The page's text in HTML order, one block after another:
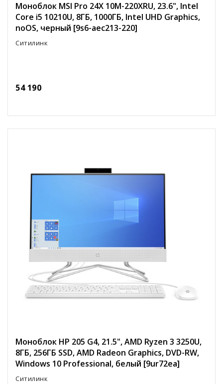
Моноблок MSI Pro 24X 10M-220XRU, 23.6", Intel
Core i5 10210U, 8ГБ, 1000ГБ, Intel UHD Graphics,
noOS, черный [9s6-aec213-220]
Ситилинк
54 190
Моноблок HP 205 G4, 21.5", AMD Ryzen 3 3250U,
8ГБ, 256ГБ SSD, AMD Radeon Graphics, DVD-RW,
Windows 10 Professional, белый [9ur72ea]
Ситилинк